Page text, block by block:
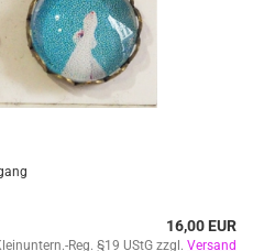
16,00 EUR
Reg. §19 UStG zzgl. Versand